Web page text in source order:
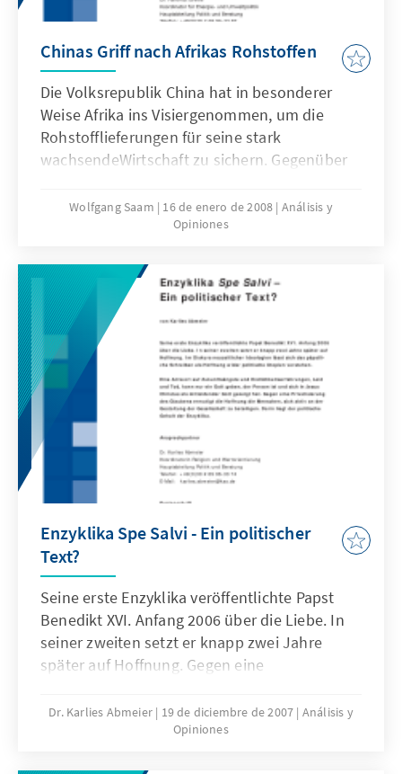
Chinas Griff nach Afrikas Rohstoffen
Die Volksrepublik China hat in besonderer
Weise Afrika ins Visiergenommen, um die
Rohstofflieferungen für seine stark
wachsendeWirtschaft zu sichern. Gegenüber
vergünstigte Kredite und
Infrastrukturprojekte als Mittel zumEinstieg in
Afrikas Herrschereine willkommene
Gelegenheit, ihren Raum zum
Manövrierengegenüber den westlichen
Gebern und deren Forderungen nach
goodgovernance zu erweitern.
Wolfgang Saam 16 de enero de 2008 Análisis y
Opiniones
Enzyklika Spe Salvi - Ein politischer
Text?
Seine erste Enzyklika veröffentlichte Papst
Benedikt XVI. Anfang 2006 über die Liebe. In
seiner zweiten setzt er knapp zwei Jahre
später auf Hoffnung. Gegen eine
Hoffnung die Menschen, sich aktiv an der
Gestaltung der Gesellschaft zu beteiligen.
Dr. Karlies Abmeier 19 de diciembre de 2007 Análisis y
Opiniones